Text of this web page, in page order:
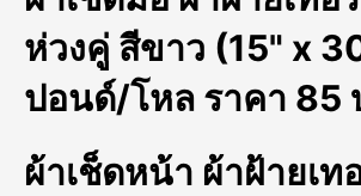
ห่วงคู่ สีขาว (15" x
ปอนด์/โหล ราคา 85
ผ้าเช็ดหน้า ผ้าฝ้ายเท